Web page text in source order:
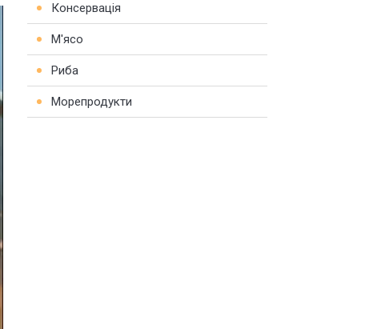
Консервація
М'ясо
Риба
Морепродукти